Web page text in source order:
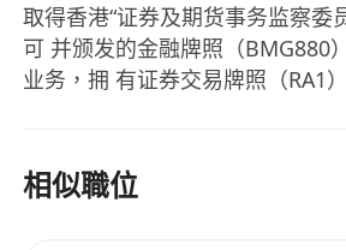
取得香港“证券及期货事务监察委
可 并颁发的金融牌照（BMG880
业务，拥 有证券交易牌照（RA1
核心机构，涉及国有五大 行、股
行、农商行、基金公司、资产管
相似職位